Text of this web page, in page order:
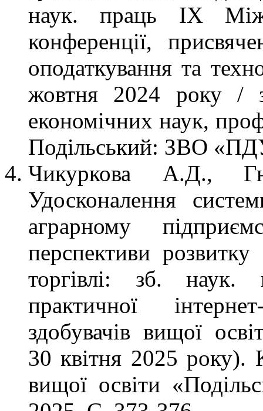
наук. праць ІХ
конференції,
оподаткування та
жовтня 2024 року /
економічних наук,
Подільський: ЗВО
Чикуркова А.Д.,
Удосконалення
аграрному
перспективи
торгівлі: зб. наук.
практичної
здобувачів вищої
30 квітня 2025 року).
вищої освіти